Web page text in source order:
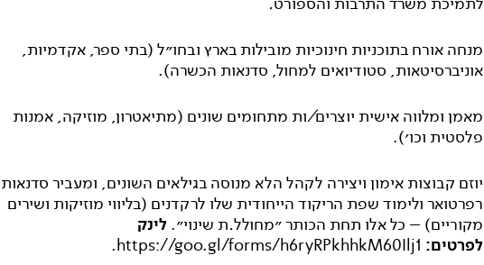
מנחה אורח בתוכניות חינוכיות מובילות בארץ ובחו״ל (בתי ספר, אקדמיות,
אוניברסיטאות, סטודיואים למחול, סדנאות הכשרה).
מאמן ומלווה אישית יוצרים/ות מתחומים שונים (מתיאטרון, מוזיקה, אמנות
פלסטית וכו׳).
יוזם קבוצות אימון ויצירה לקהל הלא מנוסה בגילאים השונים, ומעביר סדנאות
רפרטואר ולימוד שפת הריקוד הייחודית שלו לרקדנים (בליווי מוזיקות ושירים
מקוריים) – כל אלו תחת הכותר ״מחולל.ת שינוי״. לינק
לפרטים: https://goo.gl/forms/h6ryRPkhhkM60Ilj1
.